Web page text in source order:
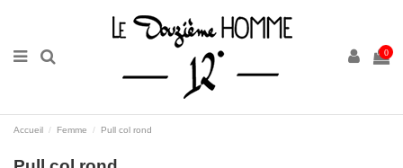
0
Accueil Femme Pull col rond